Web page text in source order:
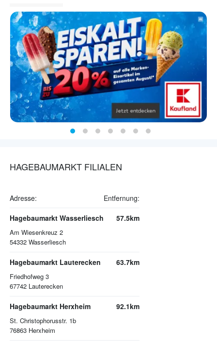
HAGEBAUMARKT FILIALEN
Adresse: Entfernung:
Hagebaumarkt Wasserliesch
Am Wiesenkreuz 2
54332 Wasserliesch
57.5km
Hagebaumarkt Lauterecken
Friedhofweg 3
67742 Lauterecken
63.7km
Hagebaumarkt Herxheim
St. Christophorusstr. 1b
76863 Herxheim
92.1km